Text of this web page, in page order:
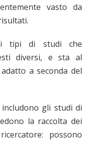
vasto da
tipi di studi che
diversi, e sta al
a seconda del
includono gli studi di
la raccolta dei
possono